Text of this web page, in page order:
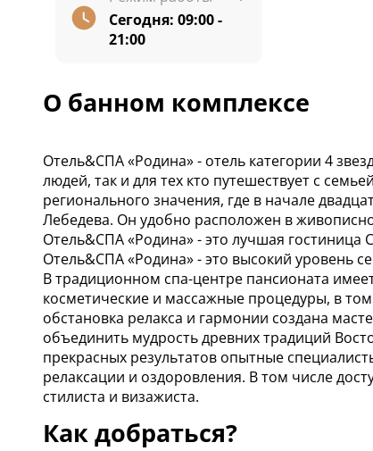
Сегодня: 09:00 -
21:00
О банном комплексе
Отель&СПА «Родина» - отель категории 4
людей, так и для тех кто путешествует с
регионального значения, где в начале
Лебедева. Он удобно расположен в
Отель&СПА «Родина» - это лучшая гостиница
Отель&СПА «Родина» - это высокий уровень
В традиционном спа-центре пансионата
косметические и массажные процедуры, в
обстановка релакса и гармонии создана
объединить мудрость древних традиций
прекрасных результатов опытные
релаксации и оздоровления. В том числе
стилиста и визажиста.
Как добраться?